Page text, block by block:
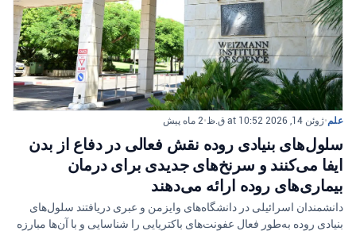
علم•ژوئن 14, 2026 at 10:52 ق.ظ •2 ماه پیش
سلول‌های بنیادی روده نقش فعالی در دفاع از بدن
ایفا می‌کنند و سرنخ‌های جدیدی برای درمان
بیماری‌های روده ارائه می‌دهند
دانشمندان اسرائیلی در دانشگاه‌های وایزمن و عبری دریافتند سلول‌های
بنیادی روده به‌طور فعال عفونت‌های باکتریایی را شناسایی و با آن‌ها مبارزه